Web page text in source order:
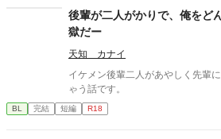
後輩が二人がかりで、俺をど
獄だー
天知 カナイ
イケメン後輩二人があやしく先輩
ゃう話です。
BL 完結 短編 R18